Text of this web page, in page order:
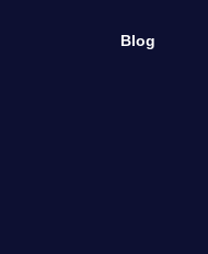
Blog